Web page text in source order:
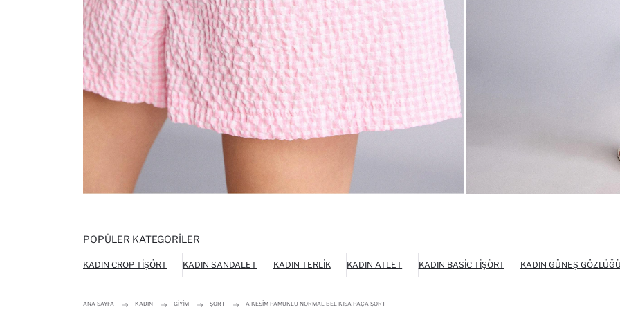
POPÜLER KATEGORILER
KADIN CROP TIŞÖRT KADIN SANDALET KADIN TERLIK KADIN ATLET KADIN BASIC TIŞÖRT KADIN GÜNEŞ
ANA SAYFA KADIN GIYIM ŞORT A KESIM PAMUKLU NORMAL BEL KISA PAÇA ŞORT